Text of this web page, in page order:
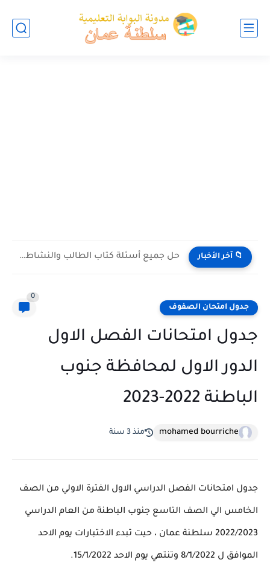
📁 آخر الأخبار حل جميع أسئلة كتاب الطالب والنشاط في الاحياء للصف العاشر...
جدول امتحان الصفوف
0
جدول امتحانات الفصل الاول
الدور الاول لمحافظة جنوب
الباطنة 2022-2023
mohamed bourriche منذ 3 سنة
جدول امتحانات الفصل الدراسي الاول الفترة الاولي من الصف
الخامس الي الصف التاسع جنوب الباطنة من العام الدراسي
2022/2023 سلطنة عمان ، حيت تبدء الاختبارات يوم الاحد
الموافق ل 8/1/2022 وتنتهي يوم الاحد 15/1/2022.